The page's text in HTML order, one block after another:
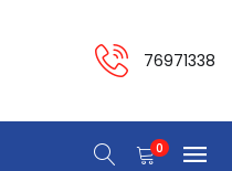
76971338
0